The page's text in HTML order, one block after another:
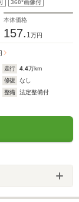
LEDヘッ
360°画像付
本体価格
157. 1万円
走行 4.4万km
修復
なし
整備
法定整備付